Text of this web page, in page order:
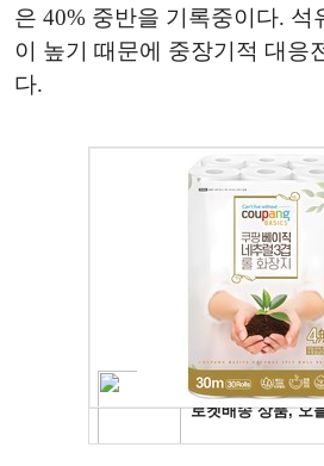
은 40% 중반을 기록중이다. 석
이 높기 때문에 중장기적 대응
다.